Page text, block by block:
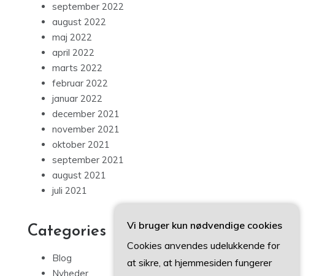
september 2022
august 2022
maj 2022
april 2022
marts 2022
februar 2022
januar 2022
december 2021
november 2021
oktober 2021
september 2021
august 2021
juli 2021
Categories
Blog
Nyheder
Vi bruger kun nødvendige cookies
Cookies anvendes udelukkende for
at sikre, at hjemmesiden fungerer